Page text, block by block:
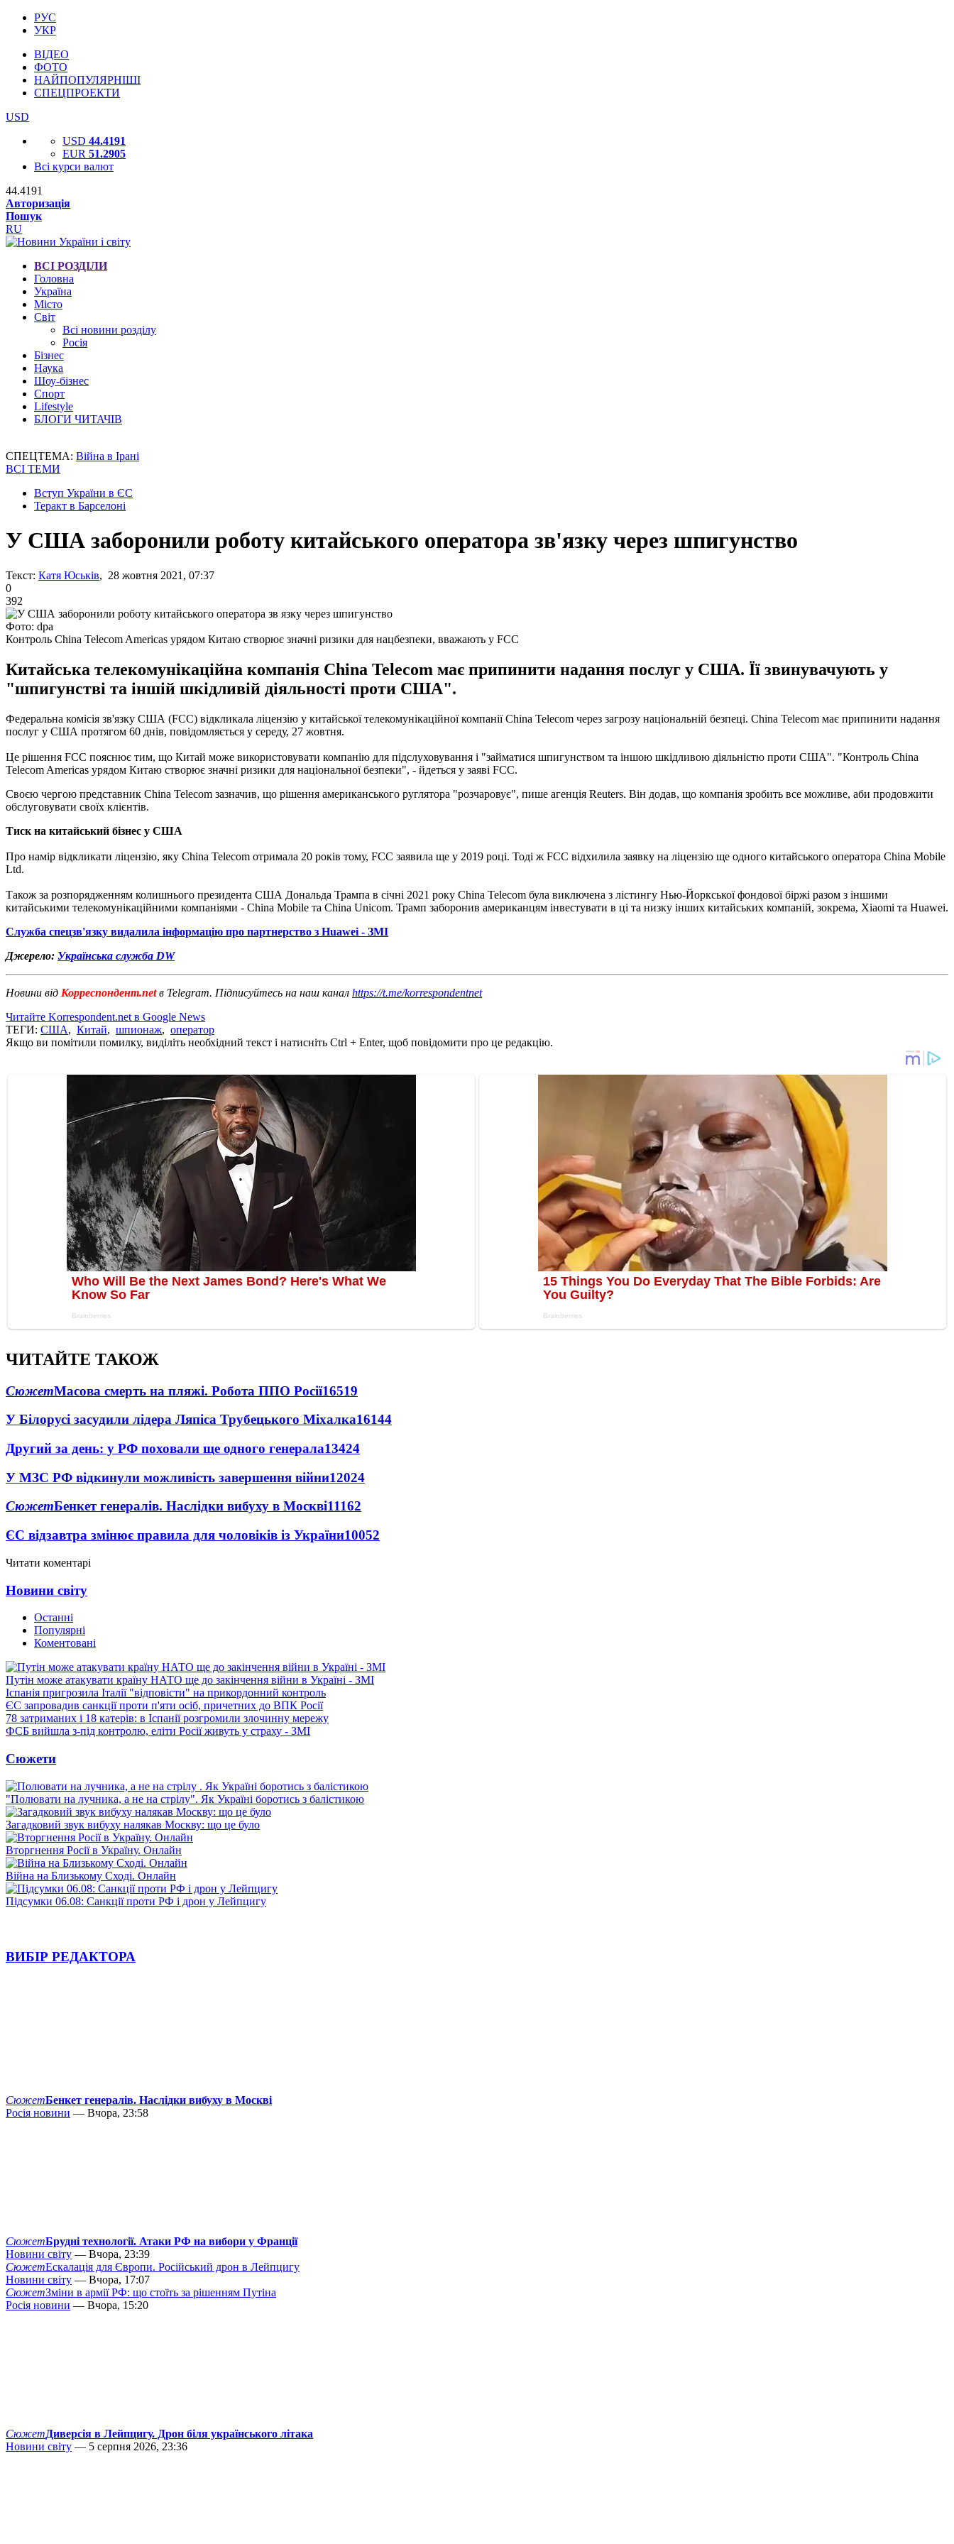
РУС
УКР
ВІДЕО
ФОТО
НАЙПОПУЛЯРНІШІ
СПЕЦПРОЕКТИ
USD
USD 44.4191
EUR 51.2905
Всі курси валют
44.4191
Авторизація
Пошук
RU
ВСІ РОЗДІЛИ
Головна
Україна
Місто
Світ
Всі новини розділу
Росія
Бізнес
Наука
Шоу-бізнес
Спорт
Lifestyle
БЛОГИ ЧИТАЧІВ
СПЕЦТЕМА: Війна в Ірані
ВСІ ТЕМИ
Вступ України в ЄС
Теракт в Барселоні
У США заборонили роботу китайського оператора зв'язку через шпигунство
Текст: Катя Юськів, 28 жовтня 2021, 07:37
0
392
Фото: dpa
Контроль China Telecom Americas урядом Китаю створює значні ризики для нацбезпеки, вважають у FCC
Китайська телекомунікаційна компанія China Telecom має припинити надання послуг у США. Її звинувачують у
"шпигунстві та іншій шкідливій діяльності проти США".
Федеральна комісія зв'язку США (FCC) відкликала ліцензію у китайської телекомунікаційної компанії China Telecom через загрозу національній безпеці. China Telecom має припинити надання
послуг у США протягом 60 днів, повідомляється у середу, 27 жовтня.
Це рішення FCC пояснює тим, що Китай може використовувати компанію для підслуховування і "займатися шпигунством та іншою шкідливою діяльністю проти США". "Контроль China
Telecom Americas урядом Китаю створює значні ризики для національної безпеки", - йдеться у заяві FCC.
Своєю чергою представник China Telecom зазначив, що рішення американського руглятора "розчаровує", пише агенція Reuters. Він додав, що компанія зробить все можливе, аби продовжити
обслуговувати своїх клієнтів.
Тиск на китайський бізнес у США
Про намір відкликати ліцензію, яку China Telecom отримала 20 років тому, FCC заявила ще у 2019 році. Тоді ж FCC відхилила заявку на ліцензію ще одного китайського оператора China Mobile
Ltd.
Також за розпорядженням колишнього президента США Дональда Трампа в січні 2021 року China Telecom була виключена з лістингу Нью-Йоркської фондової біржі разом з іншими
китайськими телекомунікаційними компаніями - China Mobile та China Unicom. Трамп заборонив американцям інвестувати в ці та низку інших китайських компаній, зокрема, Xiaomi та Huawei.
Служба спецзв'язку видалила інформацію про партнерство з Huawei - ЗМІ
Джерело: Українська служба DW
Новини від Корреспондент.netв Telegram. Підписуйтесь на наш канал https://t.me/korrespondentnet
Читайте Korrespondent.net в Google News
ТЕГИ: США, Китай, шпионаж, оператор
Якщо ви помітили помилку, виділіть необхідний текст і натисніть Ctrl + Enter, щоб повідомити про це редакцію.
ЧИТАЙТЕ ТАКОЖ
СюжетМасова смерть на пляжі. Робота ППО Росії16519
У Білорусі засудили лідера Ляпіса Трубецького Міхалка16144
Другий за день: у РФ поховали ще одного генерала13424
У МЗС РФ відкинули можливість завершення війни12024
СюжетБенкет генералів. Наслідки вибуху в Москві11162
ЄС відзавтра змінює правила для чоловіків із України10052
Читати коментарі
Новини світу
Останні
Популярні
Коментовані
Путін може атакувати країну НАТО ще до закінчення війни в Україні - ЗМІ
Іспанія пригрозила Італії "відповісти" на прикордонний контроль
ЄС запровадив санкції проти п'яти осіб, причетних до ВПК Росії
78 затриманих і 18 катерів: в Іспанії розгромили злочинну мережу
ФСБ вийшла з-під контролю, еліти Росії живуть у страху - ЗМІ
Сюжети
"Полювати на лучника, а не на стрілу". Як Україні боротись з балістикою
Загадковий звук вибуху налякав Москву: що це було
Вторгнення Росії в Україну. Онлайн
Війна на Близькому Сході. Онлайн
Підсумки 06.08: Санкції проти РФ і дрон у Лейпцигу
ВИБІР РЕДАКТОРА
СюжетБенкет генералів. Наслідки вибуху в Москві
Росія новини — Вчора, 23:58
СюжетБрудні технології. Атаки РФ на вибори у Франції
Новини світу — Вчора, 23:39
СюжетЕскалація для Європи. Російський дрон в Лейпцигу
Новини світу — Вчора, 17:07
СюжетЗміни в армії РФ: що стоїть за рішенням Путіна
Росія новини — Вчора, 15:20
СюжетДиверсія в Лейпцигу. Дрон біля українського літака
Новини світу — 5 серпня 2026, 23:36